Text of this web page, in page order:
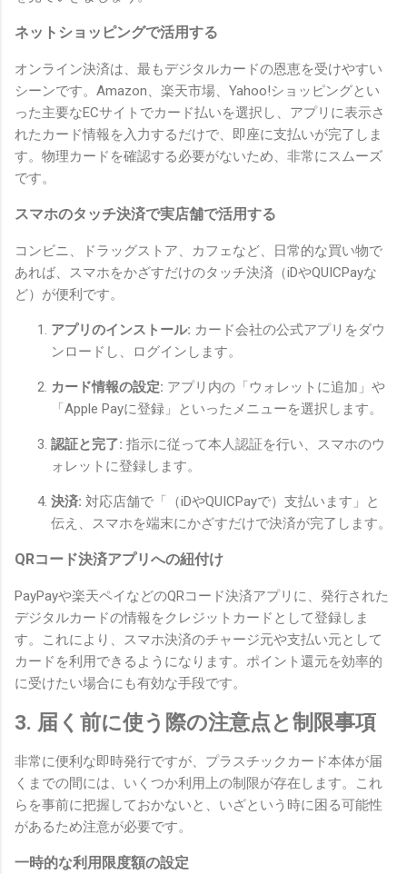
ネットショッピングで活用する
オンライン決済は、最もデジタルカードの恩恵を受けやすい
シーンです。Amazon、楽天市場、Yahoo!ショッピングとい
った主要なECサイトでカード払いを選択し、アプリに表示さ
れたカード情報を入力するだけで、即座に支払いが完了しま
す。物理カードを確認する必要がないため、非常にスムーズ
です。
スマホのタッチ決済で実店舗で活用する
コンビニ、ドラッグストア、カフェなど、日常的な買い物で
あれば、スマホをかざすだけのタッチ決済（iDやQUICPayな
ど）が便利です。
アプリのインストール: カード会社の公式アプリをダウ
ンロードし、ログインします。
カード情報の設定: アプリ内の「ウォレットに追加」や
「Apple Payに登録」といったメニューを選択します。
認証と完了: 指示に従って本人認証を行い、スマホのウ
ォレットに登録します。
決済: 対応店舗で「（iDやQUICPayで）支払います」と
伝え、スマホを端末にかざすだけで決済が完了します。
QRコード決済アプリへの紐付け
PayPayや楽天ペイなどのQRコード決済アプリに、発行された
デジタルカードの情報をクレジットカードとして登録しま
す。これにより、スマホ決済のチャージ元や支払い元として
カードを利用できるようになります。ポイント還元を効率的
に受けたい場合にも有効な手段です。
3. 届く前に使う際の注意点と制限事項
非常に便利な即時発行ですが、プラスチックカード本体が届
くまでの間には、いくつか利用上の制限が存在します。これ
らを事前に把握しておかないと、いざという時に困る可能性
があるため注意が必要です。
一時的な利用限度額の設定